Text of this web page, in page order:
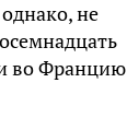
не
во Францию